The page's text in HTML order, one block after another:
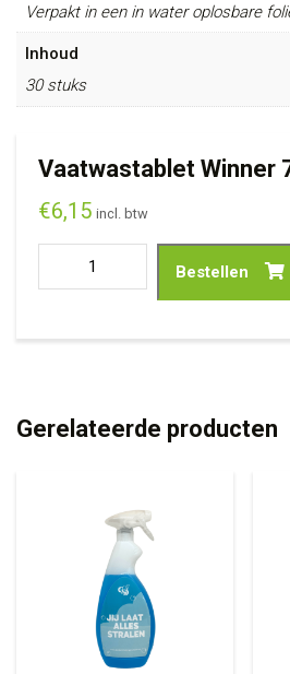
Verpakt in een in water oplosbare
Inhoud
30 stuks
Vaatwastablet Winner
€6,15 incl. btw
Bestellen
Gerelateerde producten